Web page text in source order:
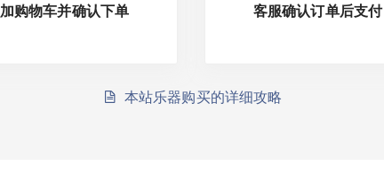
加购物车并确认下单 客服确认订单后支付
本站乐器购买的详细攻略